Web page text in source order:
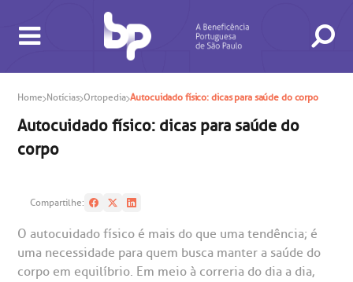
BUSCA
CONSULTAS E EXAMES
ATENDIMENTO 24H
CONHEÇA AS UNIDADES
INSTITUCIONAL
NOSSOS SERVIÇOS
INFORMAÇÕES ÚTEIS
ESPECIALIDADES
Home Notícias Ortopedia Autocuidado físico: dicas para saúde do corpo
Autocuidado físico: dicas para saúde do
corpo
Compartilhe:
O autocuidado físico é mais do que uma tendência; é
uma necessidade para quem busca manter a saúde do
corpo em equilíbrio. Em meio à correria do dia a dia,